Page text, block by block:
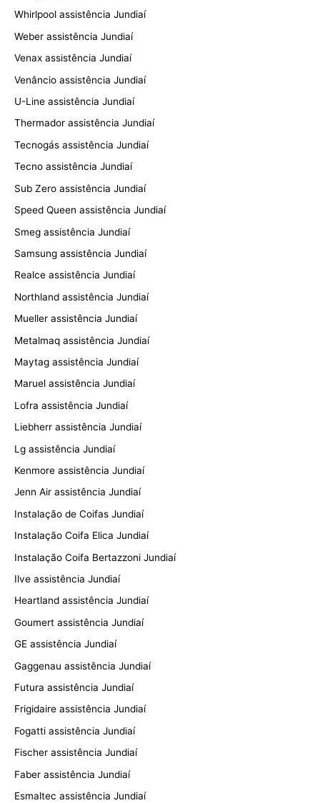
Whirlpool assistência Jundiaí
Weber assistência Jundiaí
Venax assistência Jundiaí
Venâncio assistência Jundiaí
U-Line assistência Jundiaí
Thermador assistência Jundiaí
Tecnogás assistência Jundiaí
Tecno assistência Jundiaí
Sub Zero assistência Jundiaí
Speed Queen assistência Jundiaí
Smeg assistência Jundiaí
Samsung assistência Jundiaí
Realce assistência Jundiaí
Northland assistência Jundiaí
Mueller assistência Jundiaí
Metalmaq assistência Jundiaí
Maytag assistência Jundiaí
Maruel assistência Jundiaí
Lofra assistência Jundiaí
Liebherr assistência Jundiaí
Lg assistência Jundiaí
Kenmore assistência Jundiaí
Jenn Air assistência Jundiaí
Instalação de Coifas Jundiaí
Instalação Coifa Elica Jundiaí
Instalação Coifa Bertazzoni Jundiaí
Ilve assistência Jundiaí
Heartland assistência Jundiaí
Goumert assistência Jundiaí
GE assistência Jundiaí
Gaggenau assistência Jundiaí
Futura assistência Jundiaí
Frigidaire assistência Jundiaí
Fogatti assistência Jundiaí
Fischer assistência Jundiaí
Faber assistência Jundiaí
Esmaltec assistência Jundiaí